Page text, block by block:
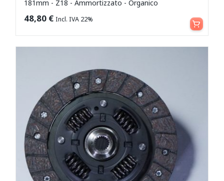
181mm - Z18 - Ammortizzato - Organico
48,80 € Incl. IVA 22% Aggiungi al carrello